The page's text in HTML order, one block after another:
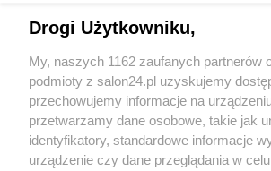
Sport
Społeczeństwo
Kultura
Drogi Użytkowniku,
My, naszych 1162 zaufanych partnerów
podmioty z salon24.pl uzyskujemy
przechowujemy informacje na
przetwarzamy dane osobowe, takie jak
identyfikatory, standardowe informacje
urządzenie czy dane przeglądania w